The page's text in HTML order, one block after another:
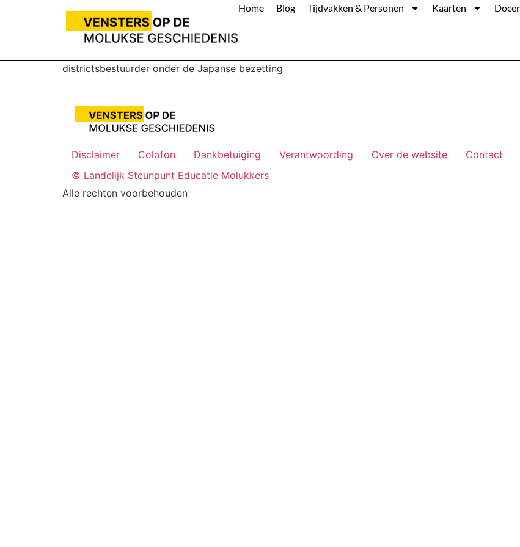
Home Blog Tijdvakken & Personen Kaarten
districtsbestuurder onder de Japanse bezetting
Disclaimer Colofon Dankbetuiging Verantwoording Over de website Contact
© Landelijk Steunpunt Educatie Molukkers
Alle rechten voorbehouden